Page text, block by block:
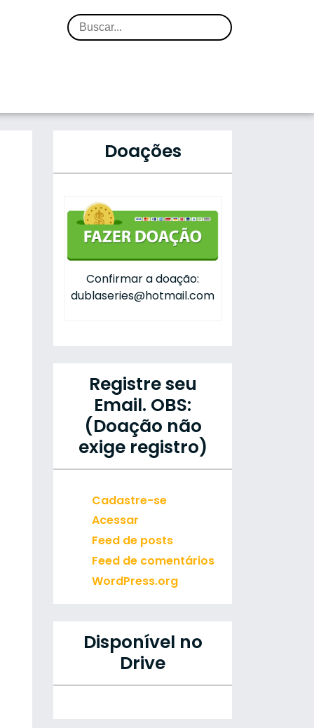
Doações
Confirmar a doação:
dublaseries@hotmail.com
Registre seu
Email. OBS:
(Doação não
exige registro)
Cadastre-se
Acessar
Feed de posts
Feed de comentários
WordPress.org
Disponível no
Drive